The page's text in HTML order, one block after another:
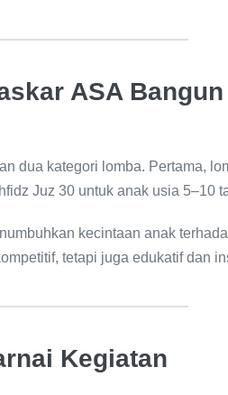
ASA
dua kategori lomba. Pertama,
Juz 30 untuk anak usia 5–10
kecintaan anak
tetapi juga edukatif dan
Kegiatan